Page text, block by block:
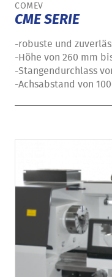
COMEV
CME SERIE
-robuste und
-Höhe von 260 mm
-Stangendurchlass
-Achsabstand von